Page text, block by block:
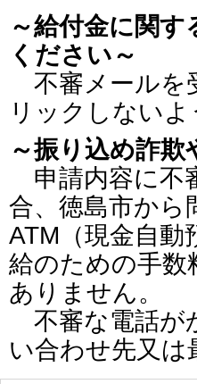
～給付金に関
ください～
不審メールを
リックしない
～振り込め詐
申請内容に不
合、徳島市から
ATM（現金自
給のための手数
ありません。
不審な電話が
い合わせ先又